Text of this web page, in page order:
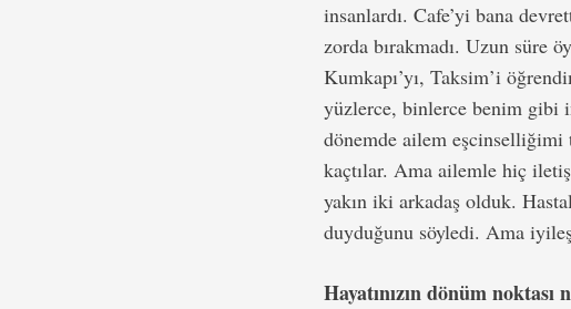
insanlardı. Cafe’yi bana
zorda bırakmadı. Uzun süre
Kumkapı’yı, Taksim’i
yüzlerce, binlerce benim gibi
dönemde ailem eşcinselliğimi
kaçtılar. Ama ailemle hiç
yakın iki arkadaş olduk.
duyduğunu söyledi. Ama
Hayatınızın dönüm noktası